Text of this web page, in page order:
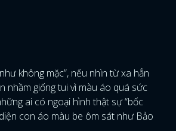
không mặc”, nếu nhìn từ xa hẳn
nhầm giống tui vì màu áo quá sức
ai có ngoại hình thật sự “bốc
con áo màu be ôm sát như Bảo